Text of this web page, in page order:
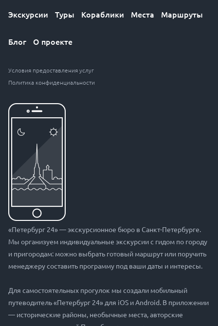
Экскурсии Туры Кораблики Места Маршруты
Блог О проекте
Условия предоставления услуг
Политика конфиденциальности
«Петербург 24» — экскурсионное бюро в Санкт-Петербурге.
Мы организуем индивидуальные экскурсии с гидом по городу
и пригородам: можно выбрать готовый маршрут или поручить
менеджеру составить программу под ваши даты и интересы.
Для самостоятельных прогулок мы создали мобильный
путеводитель «Петербург 24» для iOS и Android. В приложении
— исторические районы, необычные места, авторские